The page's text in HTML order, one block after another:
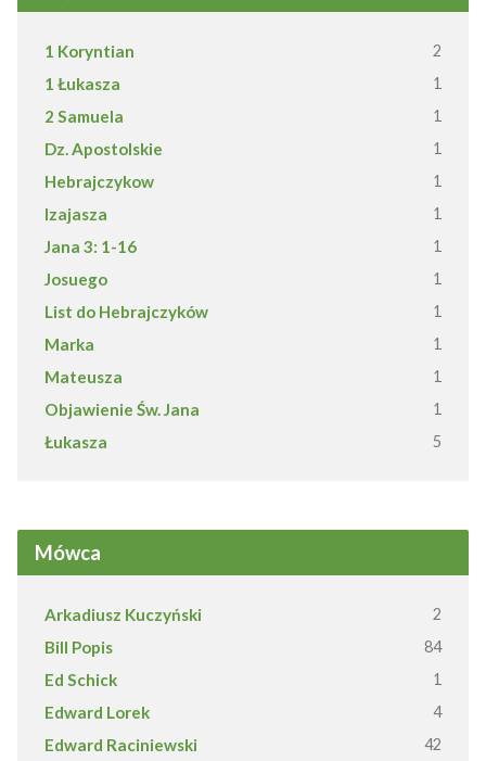
1 Koryntian 2
1 Łukasza 1
2 Samuela 1
Dz. Apostolskie 1
Hebrajczykow 1
Izajasza 1
Jana 3: 1-16 1
Josuego 1
List do Hebrajczyków 1
Marka 1
Mateusza 1
Objawienie Św. Jana 1
Łukasza 5
Mówca
Arkadiusz Kuczyński 2
Bill Popis 84
Ed Schick 1
Edward Lorek 4
Edward Raciniewski 42